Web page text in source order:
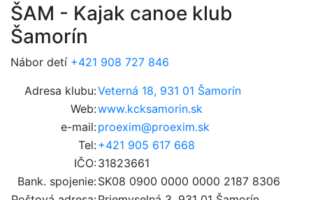
ŠAM - Kajak canoe klub
Šamorín
Nábor detí +421 908 727 846
Adresa klubu:Veterná 18, 931 01 Šamorín
Web:www.kcksamorin.sk
e-mail:proexim@proexim.sk
Tel:+421 905 617 668
IČO:31823661
Bank. spojenie:SK08 0900 0000 0000 2187 8306